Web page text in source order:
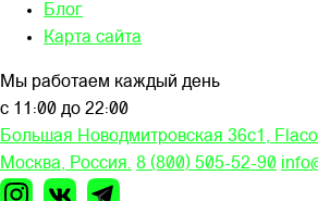
Блог
Карта сайта
Мы работаем каждый день
с 11:00 до 22:00
Большая Новодмитровская 36c1,
Москва, Россия. 8 (800) 505-52-90